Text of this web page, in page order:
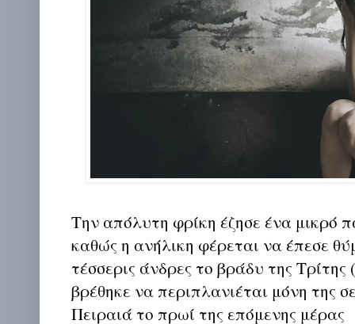
Την απόλυτη φρίκη έζησε ένα μικρό
καθώς η ανήλικη φέρεται να έπεσε
τέσσερις άνδρες το βράδυ της
βρέθηκε να περιπλανιέται μόνη της
Πειραιά το πρωί της επόμενης μέρας